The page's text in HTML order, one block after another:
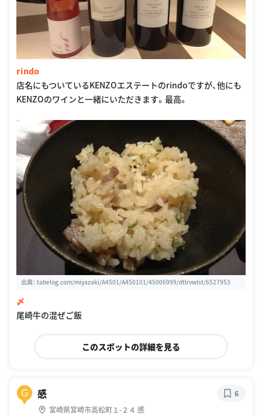
rindo
店名にもついているKENZOエステートのrindoですが、他にも
KENZOのワインと一緒にいただきます。最高。
出典： tabelog.com/miyazaki/A4501/A450101/45006999/dtlrvwlst/6527953
〆
尾崎牛の混ぜご飯
このスポットの詳細を見る
G 感
宮崎県宮崎市高松町１-２４ 感
6